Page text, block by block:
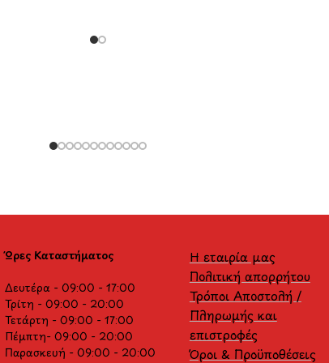
Ώρες Καταστήματος
Δευτέρα - 09:00 - 17:00
Τρίτη - 09:00 - 20:00
Τετάρτη - 09:00 - 17:00
Πέμπτη- 09:00 - 20:00
Παρασκευή - 09:00 - 20:00
Η εταιρία μας
Πολιτική απορρήτου
Τρόποι Αποστολή /
Πληρωμής και
επιστροφές
Όροι & Προϋποθέσεις